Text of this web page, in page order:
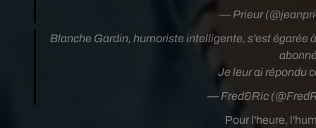
— Prieur
Blanche Gardin, humoriste intelligente, s'est égarée
Je leur ai répondu
— Fred&Ric
Pour l'heure,